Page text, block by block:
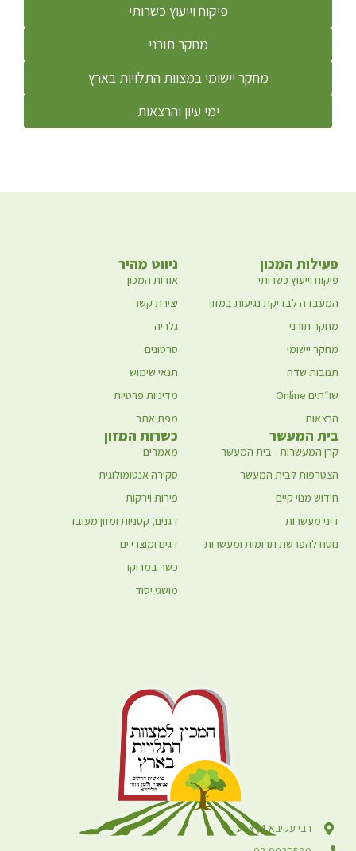
פיקוח וייעוץ כשרותי
מחקר תורני
מחקר יישומי במצוות התלויות בארץ
ימי עיון והרצאות
רבי עקיבא 4, אלעד
ניווט מהיר
אודות המכון
יצירת קשר
גלריה
סרטונים
תנאי שימוש
מדיניות פרטיות
מפת אתר
פעילות המכון
פיקוח וייעוץ כשרותי
המעבדה לבדיקת נגיעות במזון
מחקר תורני
מחקר יישומי
תנובות שדה
שו״תים Online
הרצאות
כשרות המזון
מאמרים
סקירה אנטומולוגית
פירות וירקות
דגנים, קטניות ומזון מעובד
דגים ומוצרי ים
כשר במרוקו
מושגי יסוד
בית המעשר
קרן המעשרות - בית המעשר
הצטרפות לבית המעשר
חידוש מנוי קיים
דיני מעשרות
נוסח להפרשת תרומות ומעשרות